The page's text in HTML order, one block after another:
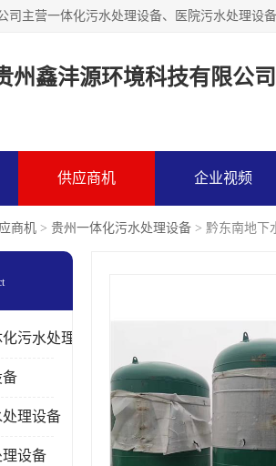
州鑫沣源环境科技有限公司
供应商机 企业视频
商机 > 贵州一体化污水处理设备 > 黔东南地下
污水处理设备
备
理设备
设备